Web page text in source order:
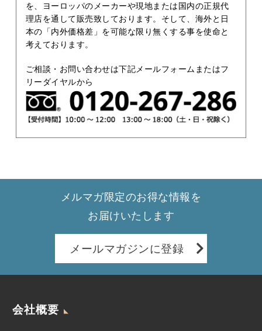
を、ヨーロッパのメーカーや現地または国内の正規代
理店を通して販売致しております。そして、海外と日
本の「内外価格差」を可能な限り無くする事を使命と
考えております。
ご相談・お問い合わせは下記メールフォームまたはフ
リーダイヤルから
メルマガ限定のお得な情報を
お届けいたします
メールマガジンに登録
会社概要